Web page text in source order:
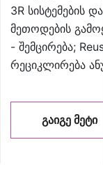
3R სისტემების
მეთოდების
- შემცირება;
რეციკლირება
ᲒᲐᲘᲒᲔ ᲛᲔᲢᲘ